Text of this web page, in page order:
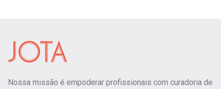
Nossa missão é empoderar profissionais com curadoria de